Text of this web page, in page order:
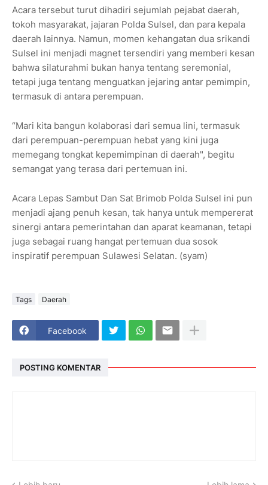
Acara tersebut turut dihadiri sejumlah pejabat daerah,
tokoh masyarakat, jajaran Polda Sulsel, dan para kepala
daerah lainnya. Namun, momen kehangatan dua srikandi
Sulsel ini menjadi magnet tersendiri yang memberi kesan
bahwa silaturahmi bukan hanya tentang seremonial,
tetapi juga tentang menguatkan jejaring antar pemimpin,
termasuk di antara perempuan.
“Mari kita bangun kolaborasi dari semua lini, termasuk
dari perempuan-perempuan hebat yang kini juga
memegang tongkat kepemimpinan di daerah", begitu
semangat yang terasa dari pertemuan ini.
Acara Lepas Sambut Dan Sat Brimob Polda Sulsel ini pun
menjadi ajang penuh kesan, tak hanya untuk mempererat
sinergi antara pemerintahan dan aparat keamanan, tetapi
juga sebagai ruang hangat pertemuan dua sosok
inspiratif perempuan Sulawesi Selatan. (syam)
Tags Daerah
Facebook
POSTING KOMENTAR